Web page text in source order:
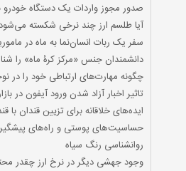
صدور مجوز واردات یک دستگاه خودرو به
آیا طلسم ارز چند نرخی شکسته
سفر یک ربات انسان‌نما به ماه در
دانشمندان جنس «مرکز کرۀ ماه» را
چگونه مهارت‌های ارتباطی خود را در
تاثیر اخبار آزاد شدن ورود آیفون در
ایده‌های خلاقانه برای تزیین قندان با
حساسیت‌های پوستی و راه‌های
روانشناسی رنگ سیاه
وجود جهشی دیگر در نرخ ارز چقدر